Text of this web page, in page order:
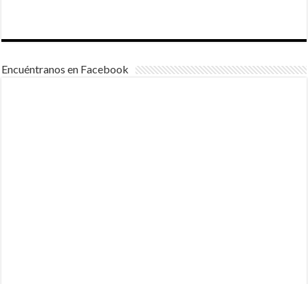
Encuéntranos en Facebook